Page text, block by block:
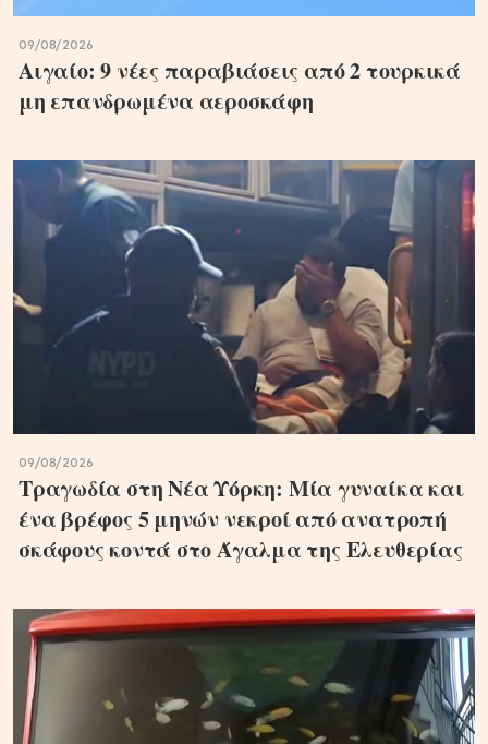
09/08/2026
Αιγαίο: 9 νέες παραβιάσεις από 2 τουρκικά
μη επανδρωμένα αεροσκάφη
09/08/2026
Τραγωδία στη Νέα Υόρκη: Μία γυναίκα και
ένα βρέφος 5 μηνών νεκροί από ανατροπή
σκάφους κοντά στο Άγαλμα της Ελευθερίας